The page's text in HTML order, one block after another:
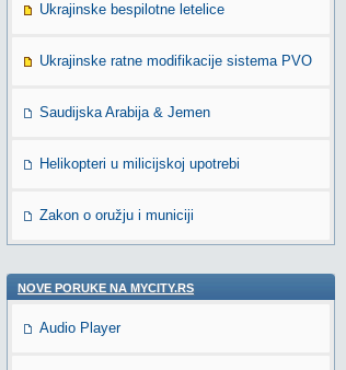
Ukrajinske bespilotne letelice
Ukrajinske ratne modifikacije sistema PVO
Saudijska Arabija & Jemen
Helikopteri u milicijskoj upotrebi
Zakon o oružju i municiji
NOVE PORUKE NA MYCITY.RS
Audio Player